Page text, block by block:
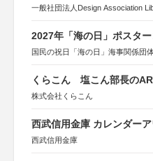
一般社団法人Design Association
2027年「海の日」ポスタ
国民の祝日「海の日」海事関係団
くらこん 塩こん部長の
株式会社くらこん
西武信用金庫 カレンダー
西武信用金庫